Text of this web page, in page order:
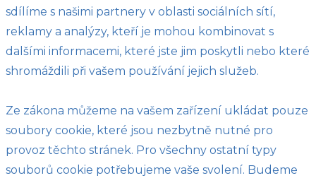
sdílíme s našimi partnery v oblasti sociálních sítí,
reklamy a analýzy, kteří je mohou kombinovat s
dalšími informacemi, které jste jim poskytli nebo které
shromáždili při vašem používání jejich služeb.
Ze zákona můžeme na vašem zařízení ukládat pouze
soubory cookie, které jsou nezbytně nutné pro
provoz těchto stránek. Pro všechny ostatní typy
souborů cookie potřebujeme vaše svolení. Budeme